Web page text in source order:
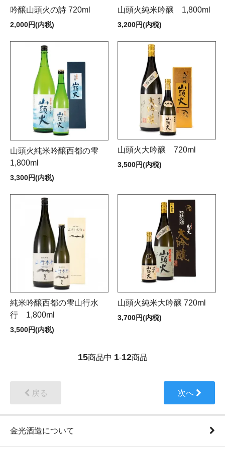
吟醸山頭火の詩 720ml
2,000円(内税)
山頭火純米吟醸 1,800ml
3,200円(内税)
山頭火純米吟醸西都の雫
1,800ml
3,300円(内税)
山頭火大吟醸 720ml
3,500円(内税)
純米吟醸西都の雫山行水
行 1,800ml
3,500円(内税)
山頭火純米大吟醸 720ml
3,700円(内税)
15商品中 1-12商品
戻る 次へ
金光酒造について